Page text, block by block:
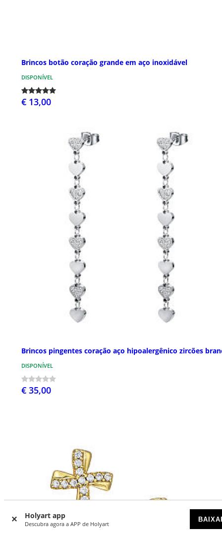
Holyart app
Descubra agora a APP de Holyart
Brincos botão coração grande em aço inoxidável
DISPONÍVEL
€ 13,00
Brincos pingentes coração aço hipoalergênico zircões
DISPONÍVEL
€ 35,00